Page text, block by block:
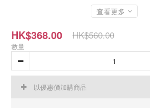
查看更多
HK$368.00 HK$560.00
數量
以優惠價加購商品